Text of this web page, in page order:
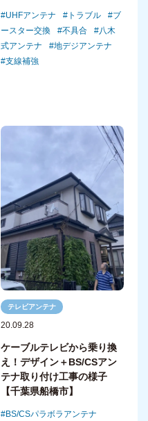
UHFアンテナ トラブル
ブ
ースター交換
不具合
八木
式アンテナ
地デジアンテナ
支線補強
テレビアンテナ
20.09.28
ケーブルテレビから乗り換
え！デザイン＋BS/CSアン
テナ取り付け工事の様子
【千葉県船橋市】
BS/CSパラボラアンテナ